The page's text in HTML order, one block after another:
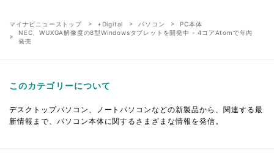
マイナビニューストップ +Digital パソコン
PC本体
NEC、WUXGA解像度の8型Windowsタブレットを開発中 - 4コアAtomで年内
発売
このカテゴリーについて
デスクトップパソコン、ノートパソコンなどの新製品から、関連する最
新情報まで、パソコン本体に関するさまざまな情報を発信。